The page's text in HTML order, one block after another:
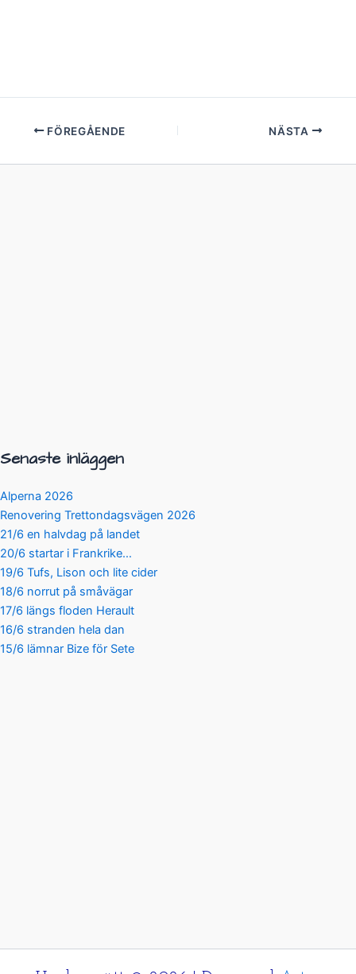
FÖREGÅENDE NÄSTA
Senaste inläggen
Alperna 2026
Renovering Trettondagsvägen 2026
21/6 en halvdag på landet
20/6 startar i Frankrike…
19/6 Tufs, Lison och lite cider
18/6 norrut på småvägar
17/6 längs floden Herault
16/6 stranden hela dan
15/6 lämnar Bize för Sete